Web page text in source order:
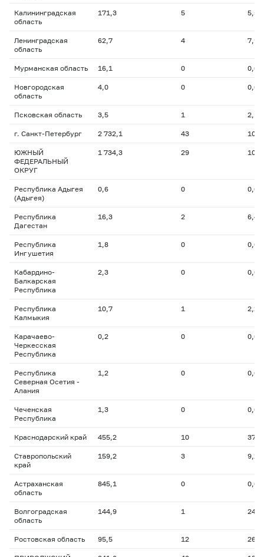
Калининградская
область
171,3 5 5,5
Ленинградская
область
62,7 4 7,9
Мурманская область 16,1 0 0,0
Новгородская
область
4,0 0 0,0
Псковская область 3,5 1 2,1
г. Санкт-Петербург 2 732,1 43
ЮЖНЫЙ
ФЕДЕРАЛЬНЫЙ
ОКРУГ
1 734,3 29
Республика Адыгея
(Адыгея)
0,6 0 0,0
Республика
Дагестан
16,3 2 6,4
Республика
Ингушетия
1,8 0 0,0
Кабардино-
Балкарская
Республика
2,3 0 0,0
Республика
Калмыкия
10,7 1 2,2
Карачаево-
Черкесская
Республика
0,2 0 0,0
Республика
Северная Осетия -
Алания
1,2 0 0,0
Чеченская
Республика
1,3 0 0,0
Краснодарский край 455,2 10 37,0
Ставропольский
край
159,2 3 9,2
Астраханская
область
845,1 0 0,0
Волгоградская
область
144,9 1 24,8
Ростовская область 95,5 12 26,8